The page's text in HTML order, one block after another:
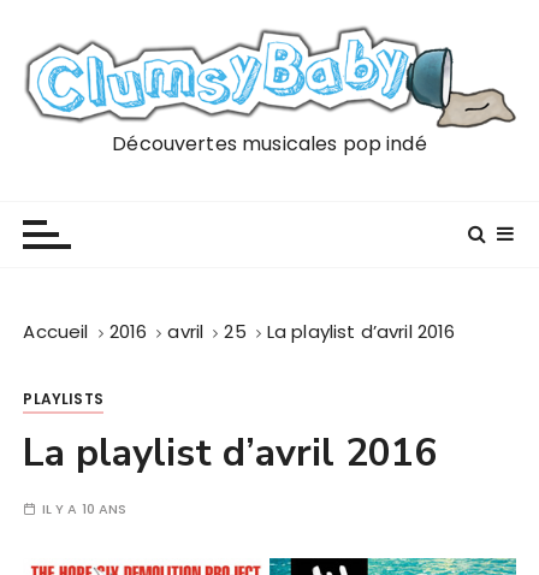
Découvertes musicales pop indé
Accueil 2016 avril 25 La playlist d’avril 2016
PLAYLISTS
La playlist d’avril 2016
IL Y A 10 ANS